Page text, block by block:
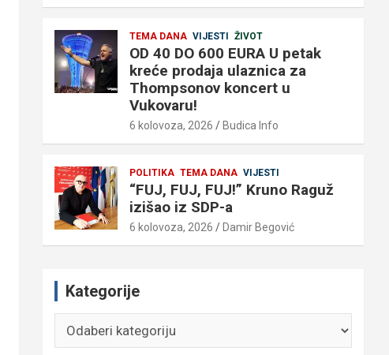
TEMA DANA VIJESTI ŽIVOT
OD 40 DO 600 EURA U petak
kreće prodaja ulaznica za
Thompsonov koncert u
Vukovaru!
6 kolovoza, 2026 Budica Info
POLITIKA TEMA DANA VIJESTI
“FUJ, FUJ, FUJ!” Kruno Raguž
izišao iz SDP-a
6 kolovoza, 2026 Damir Begović
Kategorije